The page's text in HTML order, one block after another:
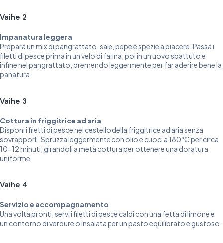
Vaihe 2
Impanatura leggera
Prepara un mix di pangrattato, sale, pepe e spezie a piacere. Passa i
filetti di pesce prima in un velo di farina, poi in un uovo sbattuto e
infine nel pangrattato, premendo leggermente per far aderire bene la
panatura.
Vaihe 3
Cottura in friggitrice ad aria
Disponi i filetti di pesce nel cestello della friggitrice ad aria senza
sovrapporli. Spruzza leggermente con olio e cuoci a 180°C per circa
10-12 minuti, girandoli a metà cottura per ottenere una doratura
uniforme.
Vaihe 4
Servizio e accompagnamento
Una volta pronti, servi i filetti di pesce caldi con una fetta di limone e
un contorno di verdure o insalata per un pasto equilibrato e gustoso.